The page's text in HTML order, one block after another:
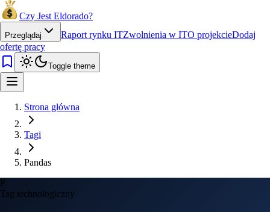
Czy Jest Eldorado?
Przeglądaj Raport rynku ITZwolnienia w ITO projekcieDodaj
ofertę pracy
Toggle theme
Strona główna
Tagi
Pandas
P
Tag technologiczny